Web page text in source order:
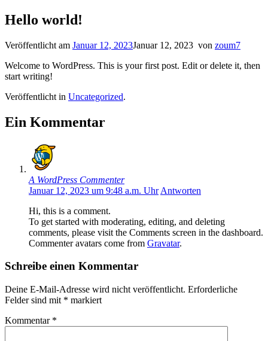
Zum
Inhalt
Hello world!
Veröffentlicht am Januar 12, 2023Januar 12, 2023 von zoum7
Welcome to WordPress. This is your first post. Edit or delete it, then
start writing!
Veröffentlicht in Uncategorized.
Ein Kommentar
A WordPress Commenter
Januar 12, 2023 um 9:48 a.m. Uhr Antworten
Hi, this is a comment.
To get started with moderating, editing, and deleting
comments, please visit the Comments screen in the dashboard.
Commenter avatars come from Gravatar.
Schreibe einen Kommentar
Deine E-Mail-Adresse wird nicht veröffentlicht. Erforderliche
Felder sind mit * markiert
Kommentar *